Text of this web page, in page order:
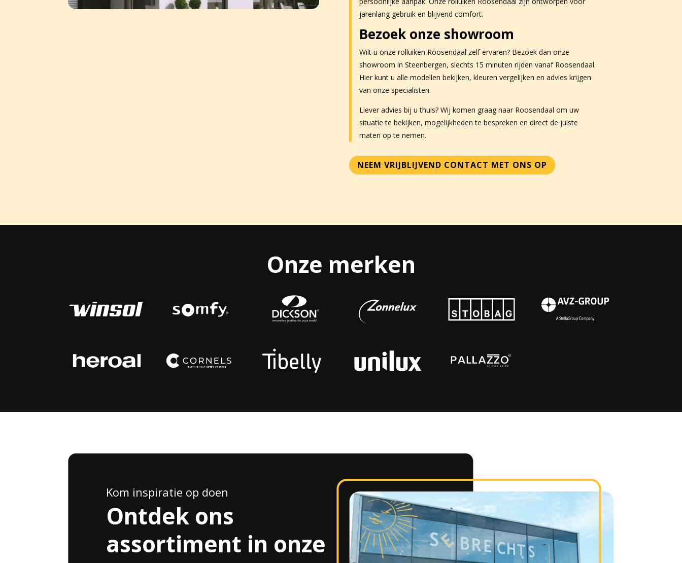
jarenlang gebruik en blijvend comfort.
Bezoek onze showroom
Wilt u onze rolluiken Roosendaal zelf ervaren? Bezoek dan onze
showroom in Steenbergen, slechts 15 minuten rijden vanaf Roosendaal.
Hier kunt u alle modellen bekijken, kleuren vergelijken en advies krijgen
van onze specialisten.
Liever advies bij u thuis? Wij komen graag naar Roosendaal om uw
situatie te bekijken, mogelijkheden te bespreken en direct de juiste
maten op te nemen.
NEEM VRIJBLIJVEND CONTACT MET ONS OP
Onze merken
Kom inspiratie op doen
Ontdek ons
assortiment in onze